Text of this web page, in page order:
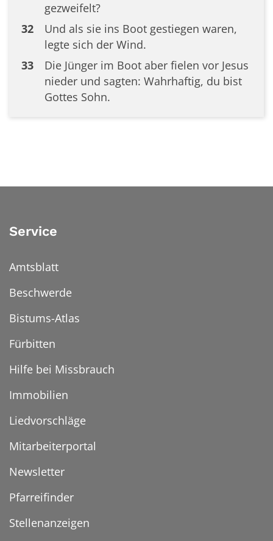
gezweifelt?
32
Und als sie ins Boot gestiegen waren,
legte sich der Wind.
33
Die Jünger im Boot aber fielen vor Jesus
nieder und sagten: Wahrhaftig, du bist
Gottes Sohn.
Service
Amtsblatt
Beschwerde
Bistums-Atlas
Fürbitten
Hilfe bei Missbrauch
Immobilien
Liedvorschläge
Mitarbeiterportal
Newsletter
Pfarreifinder
Stellenanzeigen